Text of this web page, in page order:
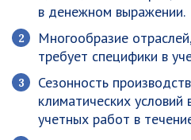
в денежном выражении.
Многообразие
требует специфики в
Сезонность
климатических условий
учетных работ в